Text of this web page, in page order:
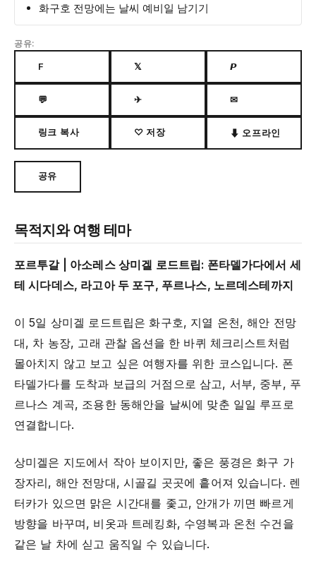
화구호 전망에는 날씨 예비일 남기기
공유:
F 𝕏 𝙋
💬 ✈ ✉
링크 복사 ♡ 저장 ⬇ 오프라인
공유
목적지와 여행 테마
포르투갈 | 아소레스 상미겔 로드트립: 폰타델가다에서 세
테 시다데스, 라고아 두 포구, 푸르나스, 노르데스테까지
이 5일 상미겔 로드트립은 화구호, 지열 온천, 해안 전망
대, 차 농장, 고래 관찰 옵션을 한 바퀴 체크리스트처럼
몰아치지 않고 보고 싶은 여행자를 위한 코스입니다. 폰
타델가다를 도착과 보급의 거점으로 삼고, 서부, 중부, 푸
르나스 계곡, 조용한 동해안을 날씨에 맞춘 일일 루프로
연결합니다.
상미겔은 지도에서 작아 보이지만, 좋은 풍경은 화구 가
장자리, 해안 전망대, 시골길 곳곳에 흩어져 있습니다. 렌
터카가 있으면 맑은 시간대를 좇고, 안개가 끼면 빠르게
방향을 바꾸며, 비옷과 트레킹화, 수영복과 온천 수건을
같은 날 차에 싣고 움직일 수 있습니다.